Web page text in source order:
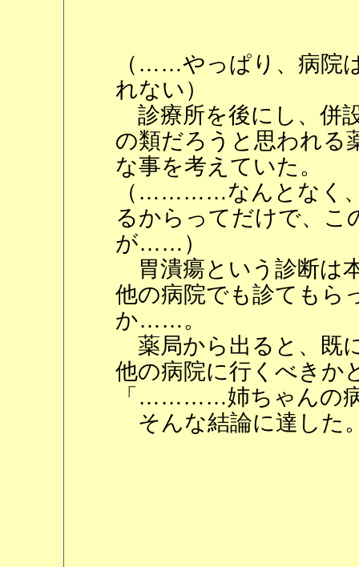
（……やっぱり、病院
れない）
診療所を後にし、併
の類だろうと思われる
な事を考えていた。
（…………なんとなく
るからってだけで、こ
が……）
胃潰瘍という診断は
他の病院でも診てもら
か……。
薬局から出ると、既
他の病院に行くべき
「…………姉ちゃんの
そんな結論に達した